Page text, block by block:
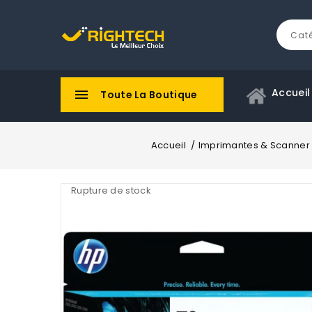
 Toute La Boutique Accueil
Accueil Imprimantes & Scanner
Rupture de stock